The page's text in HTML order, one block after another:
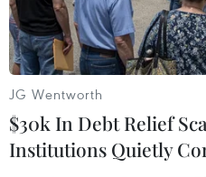
Minh.
JG Wentworth
$30k In Debt Relief
Institutions Quietly